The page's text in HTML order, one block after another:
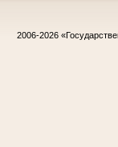
2006-2026